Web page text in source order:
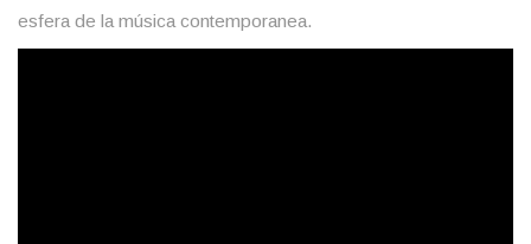
esfera de la música contemporanea.